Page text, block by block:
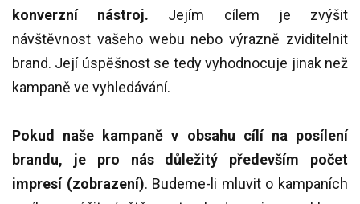
konverzní nástroj. Jejím cílem je zvýšit
návštěvnost vašeho webu nebo výrazně zviditelnit
brand. Její úspěšnost se tedy vyhodnocuje jinak než
kampaně ve vyhledávání.
Pokud naše kampaně v obsahu cílí na posílení
brandu, je pro nás důležitý především počet
impresí (zobrazení). Budeme-li mluvit o kampaních